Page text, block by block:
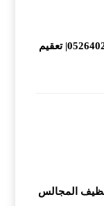
شركة تنظيف خزانات راس الخيمة |0526402015| تعقيم